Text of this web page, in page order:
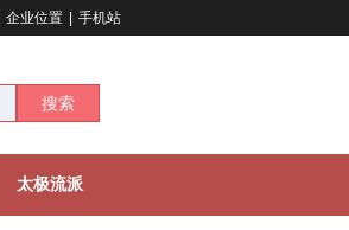
搜索
企业位置 手机站
太极流派